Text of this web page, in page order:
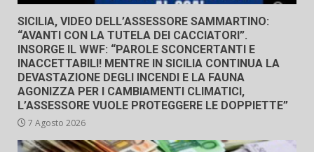
SICILIA, VIDEO DELL’ASSESSORE SAMMARTINO:
“AVANTI CON LA TUTELA DEI CACCIATORI”.
INSORGE IL WWF: “PAROLE SCONCERTANTI E
INACCETTABILI! MENTRE IN SICILIA CONTINUA LA
DEVASTAZIONE DEGLI INCENDI E LA FAUNA
AGONIZZA PER I CAMBIAMENTI CLIMATICI,
L’ASSESSORE VUOLE PROTEGGERE LE DOPPIETTE”
7 Agosto 2026